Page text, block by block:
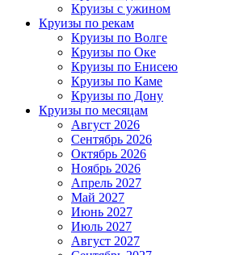
Круизы с ужином
Круизы по рекам
Круизы по Волге
Круизы по Оке
Круизы по Енисею
Круизы по Каме
Круизы по Дону
Круизы по месяцам
Август 2026
Сентябрь 2026
Октябрь 2026
Ноябрь 2026
Апрель 2027
Май 2027
Июнь 2027
Июль 2027
Август 2027